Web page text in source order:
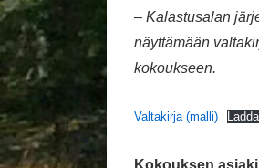
– Kalastusalan
näyttämään
kokoukseen.
Valtakirja (malli)
Kokouksen